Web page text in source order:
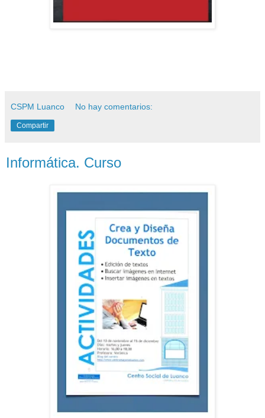
CSPM Luanco No hay comentarios:
Compartir
Informática. Curso